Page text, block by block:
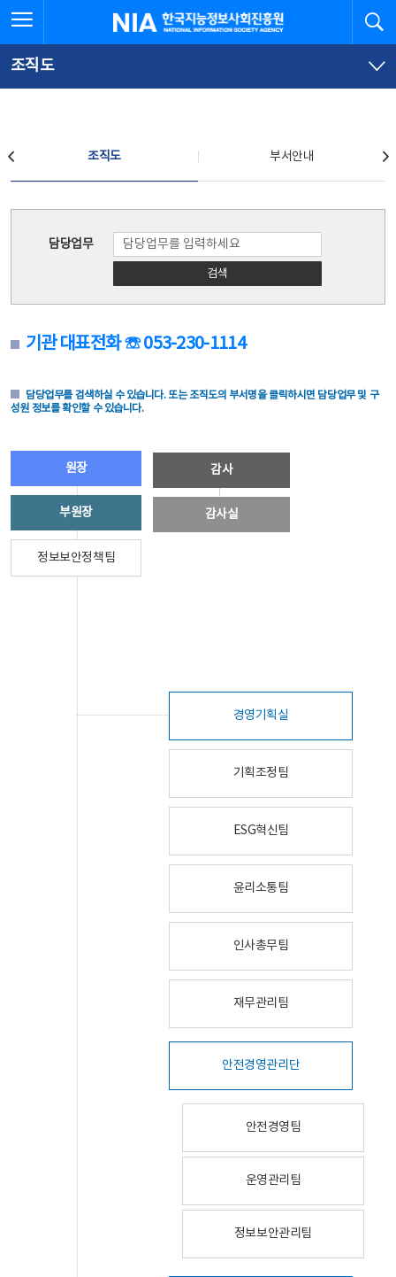
문
로
가
체
뉴
바
가
한국지능정보사회진흥원
조직도
조직도 부서안내
담당업무
검색
기관 대표전화 ☏ 053-230-1114
담당업무를 검색하실 수 있습니다. 또는 조직도의 부서명을 클릭하시면 담당업무 및 구
성원 정보를 확인할 수 있습니다.
원장
부원장
정보보안정책팀
감사
감사실
경영기획실
기획조정팀
ESG혁신팀
윤리소통팀
인사총무팀
재무관리팀
안전경영관리단
안전경영팀
운영관리팀
정보보안관리팀